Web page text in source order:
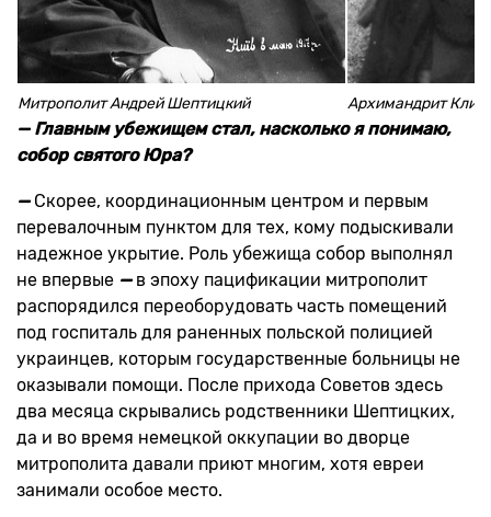
Митрополит Андрей Шептицкий Архимандрит
— Главным убежищем стал, насколько я понимаю,
собор святого Юра?
—Скорее, координационным центром и первым
перевалочным пунктом для тех, кому подыскивали
надежное укрытие. Роль убежища собор выполнял
не впервые —в эпоху пацификации митрополит
распорядился переоборудовать часть помещений
под госпиталь для раненных польской полицией
украинцев, которым государственные больницы не
оказывали помощи. После прихода Советов здесь
два месяца скрывались родственники Шептицких,
да и во время немецкой оккупации во дворце
митрополита давали приют многим, хотя евреи
занимали особое место.